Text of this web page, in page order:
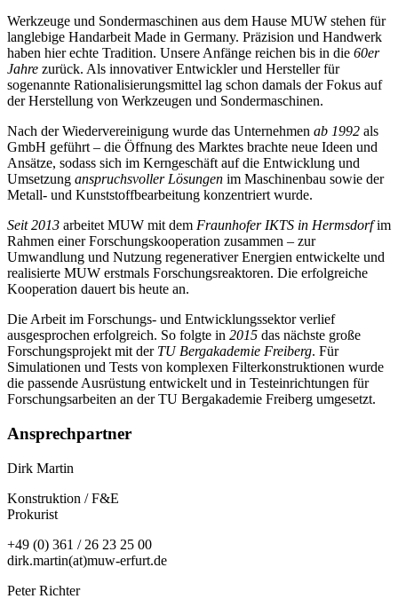
Werkzeuge und Sondermaschinen aus dem Hause MUW stehen für
langlebige Handarbeit Made in Germany. Präzision und Handwerk
haben hier echte Tradition. Unsere Anfänge reichen bis in die 60er
Jahre zurück. Als innovativer Entwickler und Hersteller für
sogenannte Rationalisierungsmittel lag schon damals der Fokus auf
der Herstellung von Werkzeugen und Sondermaschinen.
Nach der Wiedervereinigung wurde das Unternehmen ab 1992 als
GmbH geführt – die Öffnung des Marktes brachte neue Ideen und
Ansätze, sodass sich im Kerngeschäft auf die Entwicklung und
Umsetzung anspruchsvoller Lösungen im Maschinenbau sowie der
Metall- und Kunststoffbearbeitung konzentriert wurde.
Seit 2013 arbeitet MUW mit dem Fraunhofer IKTS in Hermsdorfim
Rahmen einer Forschungskooperation zusammen – zur
Umwandlung und Nutzung regenerativer Energien entwickelte und
realisierte MUW erstmals Forschungsreaktoren. Die erfolgreiche
Kooperation dauert bis heute an.
Die Arbeit im Forschungs- und Entwicklungssektor verlief
ausgesprochen erfolgreich. So folgte in 2015 das nächste große
Forschungsprojekt mit der TU Bergakademie Freiberg. Für
Simulationen und Tests von komplexen Filterkonstruktionen wurde
die passende Ausrüstung entwickelt und in Testeinrichtungen für
Forschungsarbeiten an der TU Bergakademie Freiberg umgesetzt.
Ansprechpartner
Dirk Martin
Konstruktion / F&E
Prokurist
+49 (0) 361 / 26 23 25 00
dirk.martin(at)muw-erfurt.de
Peter Richter